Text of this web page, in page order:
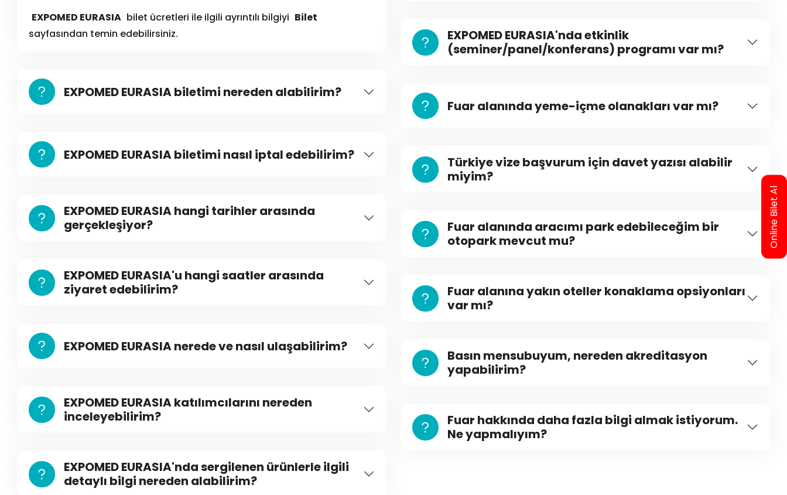
EXPOMED EURASIA bilet ücretleri ile ilgili ayrıntılı bilgiyi Bilet
sayfasından temin edebilirsiniz.
EXPOMED EURASIA biletimi nereden alabilirim?
EXPOMED EURASIA biletimi nasıl iptal edebilirim?
EXPOMED EURASIA hangi tarihler arasında
gerçekleşiyor?
EXPOMED EURASIA'u hangi saatler arasında
ziyaret edebilirim?
EXPOMED EURASIA nerede ve nasıl ulaşabilirim?
EXPOMED EURASIA katılımcılarını nereden
inceleyebilirim?
EXPOMED EURASIA'nda sergilenen ürünlerle ilgili
detaylı bilgi nereden alabilirim?
EXPOMED EURASIA'nda etkinlik
(seminer/panel/konferans) programı var mı?
Fuar alanında yeme-içme olanakları var mı?
Türkiye vize başvurum için davet yazısı alabilir
miyim?
Fuar alanında aracımı park edebileceğim bir
otopark mevcut mu?
Fuar alanına yakın oteller konaklama opsiyonları
var mı?
Basın mensubuyum, nereden akreditasyon
yapabilirim?
Fuar hakkında daha fazla bilgi almak istiyorum.
Ne yapmalıyım?
Online Bilet Al